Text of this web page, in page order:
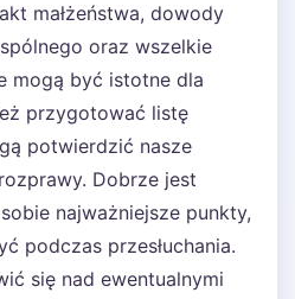
małżeństwa, dowody
oraz wszelkie
mogą być istotne dla
przygotować listę
potwierdzić nasze
Dobrze jest
najważniejsze punkty,
podczas przesłuchania.
się nad ewentualnymi